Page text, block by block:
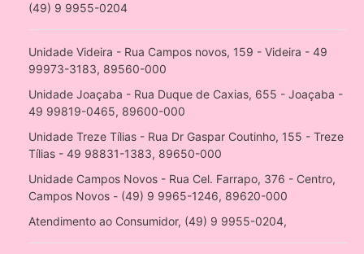
(49) 9 9955-0204
Unidade Videira - Rua Campos novos, 159 - Videira - 49
99973-3183, 89560-000
Unidade Joaçaba - Rua Duque de Caxias, 655 - Joaçaba -
49 99819-0465, 89600-000
Unidade Treze Tílias - Rua Dr Gaspar Coutinho, 155 - Treze
Tílias - 49 98831-1383, 89650-000
Unidade Campos Novos - Rua Cel. Farrapo, 376 - Centro,
Campos Novos - (49) 9 9965-1246, 89620-000
Atendimento ao Consumidor, (49) 9 9955-0204,